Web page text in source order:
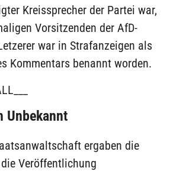
Kreissprecher der Partei war,
Vorsitzenden der AfD-
war in Strafanzeigen als
Kommentars benannt worden.
Unbekannt
ergaben die
Veröffentlichung